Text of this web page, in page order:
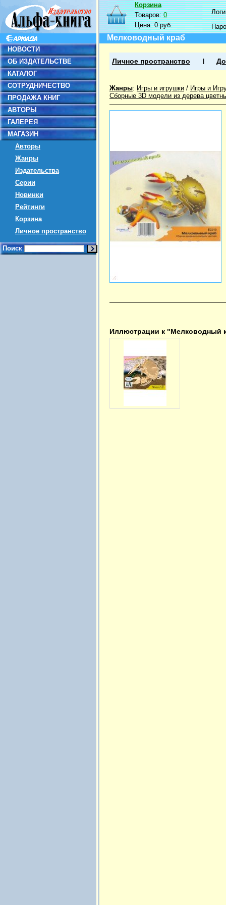
НОВОСТИ
ОБ ИЗДАТЕЛЬСТВЕ
КАТАЛОГ
СОТРУДНИЧЕСТВО
ПРОДАЖА КНИГ
АВТОРЫ
ГАЛЕРЕЯ
МАГАЗИН
Авторы
Жанры
Издательства
Серии
Новинки
Рейтинги
Корзина
Личное пространство
Поиск
Корзина
Товаров:0
Цена:0 руб.
Мелководный краб
Личное пространство
Жанры: Игры и игрушки / Игры и
Сборные 3D модели из дерева
Иллюстрации к "Мелководный